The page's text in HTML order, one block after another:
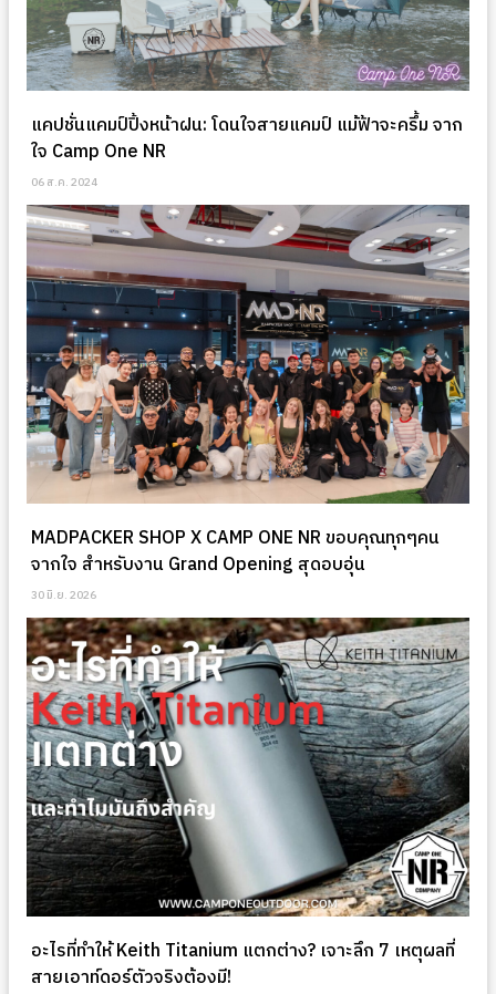
แคปชั่นแคมป์ปิ้งหน้าฝน: โดนใจสายแคมป์ แม้ฟ้าจะครึ้ม จาก
ใจ Camp One NR
06 ส.ค. 2024
MADPACKER SHOP X CAMP ONE NR ขอบคุณทุกๆคน
จากใจ สำหรับงาน Grand Opening สุดอบอุ่น
30 มิ.ย. 2026
อะไรที่ทำให้ Keith Titanium แตกต่าง? เจาะลึก 7 เหตุผลที่
สายเอาท์ดอร์ตัวจริงต้องมี!